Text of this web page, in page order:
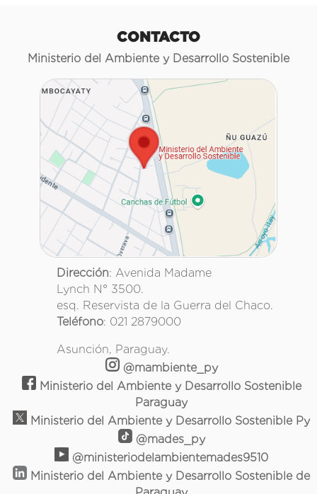
CONTACTO
Ministerio del Ambiente y Desarrollo Sostenible
Dirección: Avenida Madame
Lynch N° 3500.
esq. Reservista de la Guerra del Chaco.
Teléfono: 021 2879000
Asunción, Paraguay.
@mambiente_py
Ministerio del Ambiente y Desarrollo Sostenible
Paraguay
Ministerio del Ambiente y Desarrollo Sostenible Py
@mades_py
@ministeriodelambientemades9510
Ministerio del Ambiente y Desarrollo Sostenible de